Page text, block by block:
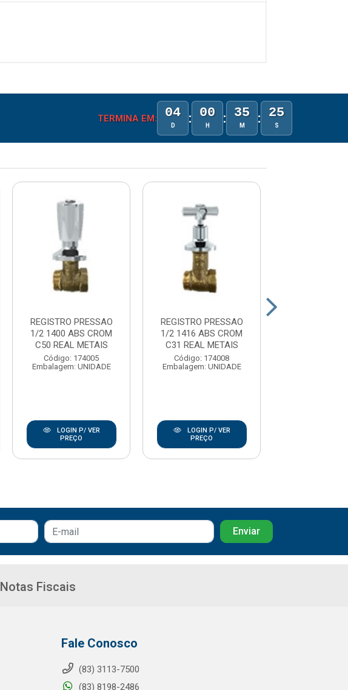
TERMINA EM: 04
D : 00
H : 35
M : 25
S
REGISTRO PRESSAO
1/2 1400 ABS CROM
C50 REAL METAIS
Código: 174005
Embalagem: UNIDADE
LOGIN P/ VER
PREÇO
REGISTRO PRESSAO
1/2 1416 ABS CROM
C31 REAL METAIS
Código: 174008
Embalagem: UNIDADE
LOGIN P/ VER
PREÇO
Notas Fiscais
Fale Conosco
(83) 3113-7500
(83) 8198-2486